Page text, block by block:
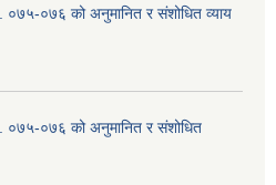
०७६ को अनुमानित र संशोधित व्याय
०७६ को अनुमानित र संशोधित